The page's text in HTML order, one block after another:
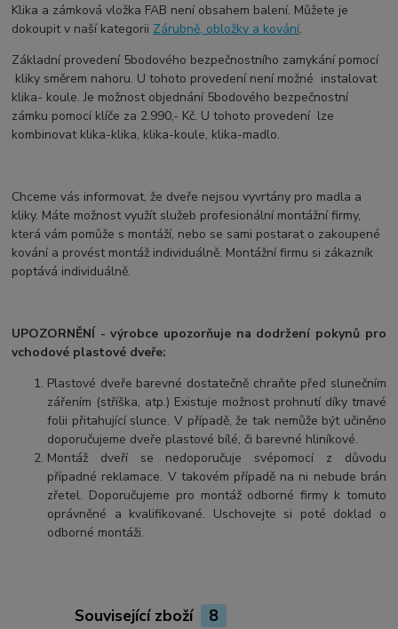
Klika a zámková vložka FAB není obsahem balení. Můžete je
dokoupit v naší kategorii Zárubně, obložky a kování.
Základní provedení 5bodového bezpečnostního zamykání pomocí
kliky směrem nahoru. U tohoto provedení není možné instalovat
klika- koule. Je možnost objednání 5bodového bezpečnostní
zámku pomocí klíče za 2.990,- Kč. U tohoto provedení lze
kombinovat klika-klika, klika-koule, klika-madlo.
Chceme vás informovat, že dveře nejsou vyvrtány pro madla a
kliky. Máte možnost využít služeb profesionální montážní firmy,
která vám pomůže s montáží, nebo se sami postarat o zakoupené
kování a provést montáž individuálně. Montážní firmu si zákazník
poptává individuálně.
UPOZORNĚNÍ - výrobce upozorňuje na dodržení pokynů pro
vchodové plastové dveře:
Plastové dveře barevné dostatečně chraňte před slunečním
zářením (stříška, atp.) Existuje možnost prohnutí díky tmavé
folii přitahující slunce. V případě, že tak nemůže být učiněno
doporučujeme dveře plastové bílé, či barevné hliníkové.
Montáž dveří se nedoporučuje svépomocí z důvodu
případné reklamace. V takovém případě na ni nebude brán
zřetel. Doporučujeme pro montáž odborné firmy k tomuto
oprávněné a kvalifikované. Uschovejte si poté doklad o
odborné montáži.
Související zboží 8